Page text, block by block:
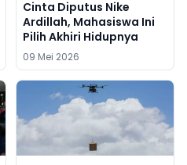
Cinta Diputus Nike
Ardillah, Mahasiswa Ini
Pilih Akhiri Hidupnya
09 Mei 2026